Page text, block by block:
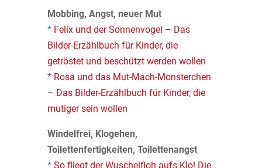
Mobbing, Angst, neuer Mut
* Felix und der Sonnenvogel – Das
Bilder-Erzählbuch für Kinder, die
getröstet und beschützt werden wollen
* Rosa und das Mut-Mach-Monsterchen
– Das Bilder-Erzählbuch für Kinder, die
mutiger sein wollen
Windelfrei, Klogehen,
Toilettenfertigkeiten, Toilettenangst
* So fliegt der Wuschelfloh aufs Klo! Die